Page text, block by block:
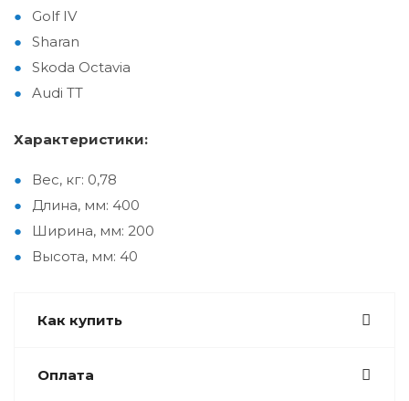
Golf IV
Sharan
Skoda Octavia
Audi TT
Характеристики:
Вес, кг: 0,78
Длина, мм: 400
Ширина, мм: 200
Высота, мм: 40
Как купить
Оплата